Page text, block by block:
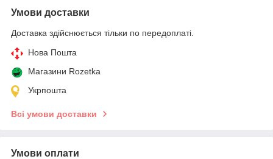
Умови доставки
Доставка здійснюється тільки по передоплаті.
Нова Пошта
Магазини Rozetka
Укрпошта
Всі умови доставки
Умови оплати